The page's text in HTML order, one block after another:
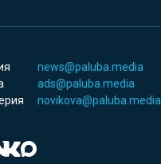
news@paluba.media
ads@paluba.media
novikova@paluba.media